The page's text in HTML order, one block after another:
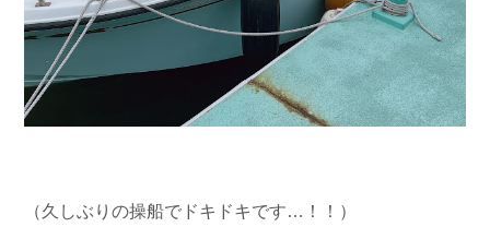
（久しぶりの操船でドキドキです…！！）